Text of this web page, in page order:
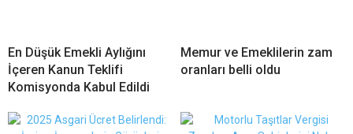
En Düşük Emekli Aylığını
İçeren Kanun Teklifi
Komisyonda Kabul Edildi
Memur ve Emeklilerin zam
oranları belli oldu